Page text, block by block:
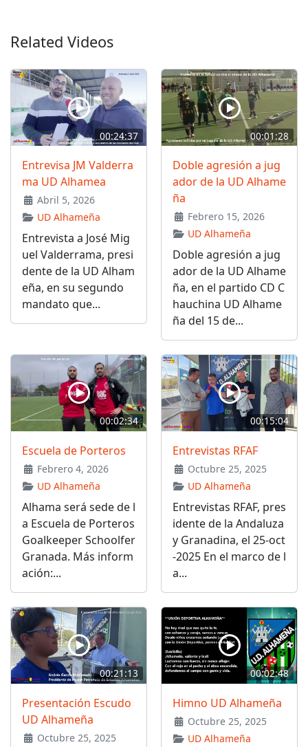
Related Videos
00:24:37
Entrevisa JM Valderra
ma UD Alhamea
Abril 5, 2026
UD Alhameña
Entrevista a José Mig
uel Valderrama, presi
dente de la UD Alham
eña, en su segundo
mandato que...
00:01:28
Doble agresión a jug
ador de la UD Alhame
ña
Febrero 15, 2026
UD Alhameña
Doble agresión a jug
ador de la UD Alhame
ña, en el partido CD C
hauchina UD Alhame
ña del 15 de...
00:02:34
Escuela de Porteros
Febrero 4, 2026
UD Alhameña
Alhama será sede de l
a Escuela de Porteros
Goalkeeper Schoolfer
Granada. Más inform
ación:...
00:15:04
Entrevistas RFAF
Octubre 25, 2025
UD Alhameña
Entrevistas RFAF, pres
idente de la Andaluza
y Granadina, el 25-oct
-2025 En el marco de l
a...
00:21:13
Presentación Escudo
UD Alhameña
Octubre 25, 2025
00:02:48
Himno UD Alhameña
Octubre 25, 2025
UD Alhameña